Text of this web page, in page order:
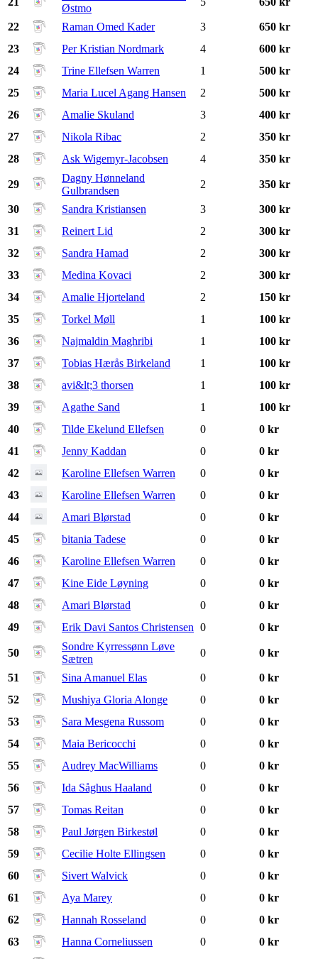
Østmo
22 Raman Omed Kader 3
650 kr
23
Per Kristian Nordmark 4
600 kr
24
Trine Ellefsen Warren 1
500 kr
25
Maria Lucel Agang Hansen 2
500 kr
26
Amalie Skuland 3
400 kr
27
Nikola Ribac 2
350 kr
28
Ask Wigemyr-Jacobsen 4 350 kr
29
Dagny Hønneland
Gulbrandsen
2 350 kr
30 Sandra Kristiansen 3
300 kr
31
Reinert Lid 2
300 kr
32
Sandra Hamad 2
300 kr
33
Medina Kovaci 2
300 kr
34
Amalie Hjorteland 2
150 kr
35
Torkel Møll 1
100 kr
36
Najmaldin Maghribi 1
100 kr
37
Tobias Hærås Birkeland 1
100 kr
38
avi&lt;3 thorsen 1
100 kr
39
Agathe Sand 1
100 kr
40
Tilde Ekelund Ellefsen 0
0 kr
41
Jenny Kaddan 0
0 kr
42
Karoline Ellefsen Warren 0
0 kr
43
Karoline Ellefsen Warren 0
0 kr
44
Amari Blørstad 0
0 kr
45
bitania Tadese 0
0 kr
46
Karoline Ellefsen Warren 0
0 kr
47
Kine Eide Løyning 0
0 kr
48
Amari Blørstad 0
0 kr
49
Erik Davi Santos Christensen 0 0 kr
50
Sondre Kyrressønn Løve
Sætren
0 0 kr
51 Sina Amanuel Elas 0
0 kr
52
Mushiya Gloria Alonge 0
0 kr
53
Sara Mesgena Russom 0
0 kr
54
Maia Bericocchi 0
0 kr
55
Audrey MacWilliams 0
0 kr
56
Ida Såghus Haaland 0
0 kr
57
Tomas Reitan 0
0 kr
58
Paul Jørgen Birkestøl 0
0 kr
59
Cecilie Holte Ellingsen 0
0 kr
60
Sivert Walvick 0
0 kr
61
Aya Marey 0
0 kr
62
Hannah Rosseland 0
0 kr
63
Hanna Corneliussen 0
0 kr